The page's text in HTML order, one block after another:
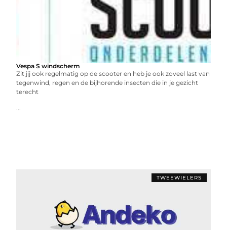
Vespa S windscherm
Zit jij ook regelmatig op de scooter en heb je ook zoveel last van
tegenwind, regen en de bijhorende insecten die in je gezicht
terecht
...
TWEEWIELERS